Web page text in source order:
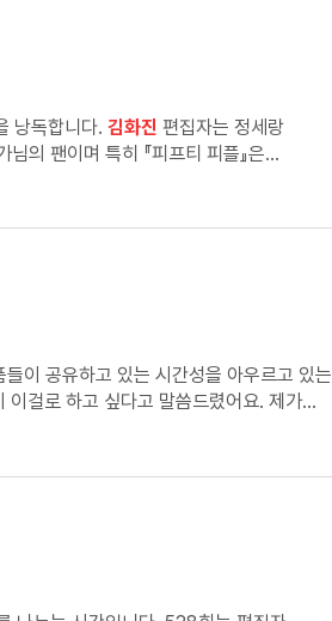
낭독합니다. 김화진 편집자는 정세랑
의 팬이며 특히 『피프티 피플』은
들이 공유하고 있는 시간성을 아우르고 있는
었습니다.